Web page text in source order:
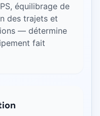
équilibrage de
des trajets et
— détermine
fait